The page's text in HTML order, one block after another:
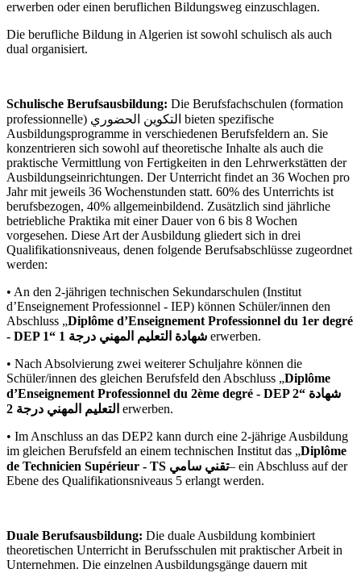
erwerben oder einen beruflichen Bildungsweg einzuschlagen.
Die berufliche Bildung in Algerien ist sowohl schulisch als auch
dual organisiert.
Schulische Berufsausbildung: Die Berufsfachschulen (formation
professionnelle) التكوين الحضوري bieten spezifische
Ausbildungsprogramme in verschiedenen Berufsfeldern an. Sie
konzentrieren sich sowohl auf theoretische Inhalte als auch die
praktische Vermittlung von Fertigkeiten in den Lehrwerkstätten der
Ausbildungseinrichtungen. Der Unterricht findet an 36 Wochen pro
Jahr mit jeweils 36 Wochenstunden statt. 60% des Unterrichts ist
berufsbezogen, 40% allgemeinbildend. Zusätzlich sind jährliche
betriebliche Praktika mit einer Dauer von 6 bis 8 Wochen
vorgesehen. Diese Art der Ausbildung gliedert sich in drei
Qualifikationsniveaus, denen folgende Berufsabschlüsse zugeordnet
werden:
• An den 2-jährigen technischen Sekundarschulen (Institut
d’Enseignement Professionnel - IEP) können Schüler/innen den
Abschluss „Diplôme d’Enseignement Professionnel du 1er degré
erwerben.
• Nach Absolvierung zwei weiterer Schuljahre können die
Schüler/innen des gleichen Berufsfeld den Abschluss „Diplôme
d’Enseignement Professionnel du 2ème degré - DEP 2“ شهادة
erwerben.
• Im Anschluss an das DEP2 kann durch eine 2-jährige Ausbildung
im gleichen Berufsfeld an einem technischen Institut das „Diplôme
de Technicien Supérieur - TS تقني سامي– ein Abschluss auf der
Ebene des Qualifikationsniveaus 5 erlangt werden.
Duale Berufsausbildung: Die duale Ausbildung kombiniert
theoretischen Unterricht in Berufsschulen mit praktischer Arbeit in
Unternehmen. Die einzelnen Ausbildungsgänge dauern mit